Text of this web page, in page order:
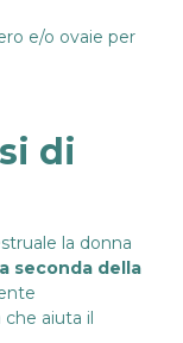
e/o ovaie per
di
la donna
seconda della
che aiuta il